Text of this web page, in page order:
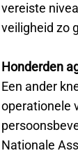
vereiste
veiligheid zo
Honderden
Een ander
operationele
Nationale